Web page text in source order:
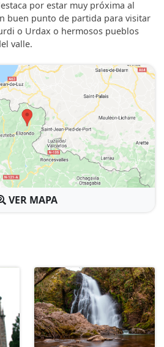
por estar muy próxima al
buen punto de partida para visitar
o Urdax o hermosos pueblos
valle.
VER MAPA